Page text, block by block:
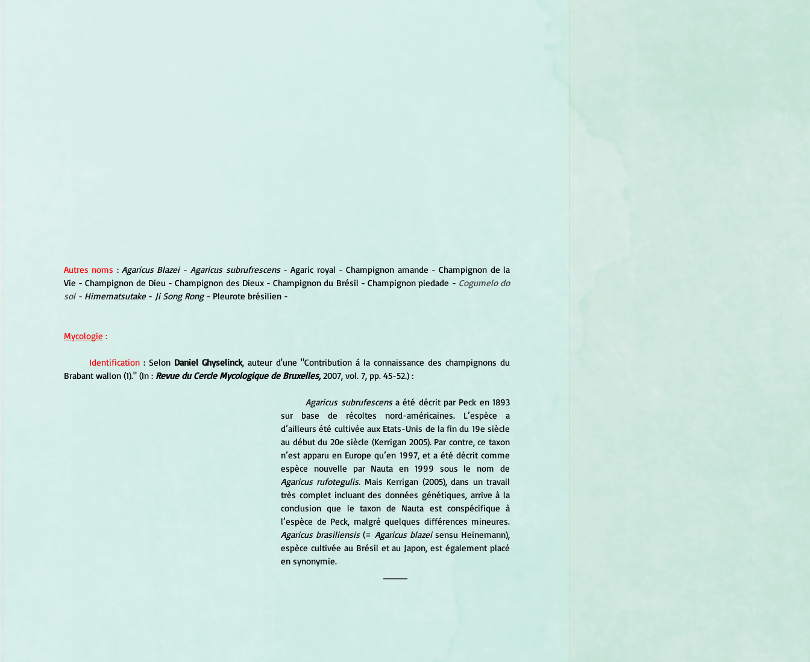
Autres noms : Agaricus Blazei - Agaricus subrufrescens - Agaric royal - Champignon amande - Champignon de la
Vie - Champignon de Dieu - Champignon des Dieux - Champignon du Brésil - Champignon piedade - Cogumelo do
sol - Himematsutake - Ji Song Rong - Pleurote brésilien -
Mycologie :
Identification : Selon Daniel Ghyselinck, auteur d'une "Contribution á la connaissance des champignons du
Brabant wallon (1)." (In : Revue du Cercle Mycologique de Bruxelles, 2007, vol. 7, pp. 45-52.) :
Agaricus subrufescens a été décrit par Peck en 1893
sur base de récoltes nord-américaines. L’espèce a
d’ailleurs été cultivée aux Etats-Unis de la fin du 19e siècle
au début du 20e siècle (Kerrigan 2005). Par contre, ce taxon
n’est apparu en Europe qu’en 1997, et a été décrit comme
Agaricus rufotegulis. Mais Kerrigan (2005), dans un travail
très complet incluant des données génétiques, arrive à la
conclusion que le taxon de Nauta est conspécifique à
Agaricus brasiliensis (= Agaricus blazei sensu Heinemann),
espèce cultivée au Brésil et au Japon, est également placé
en synonymie.